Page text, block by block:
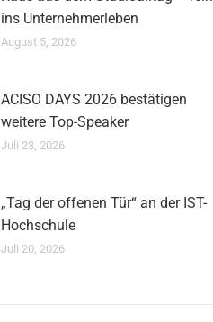
ins Unternehmerleben
August 5, 2026
ACISO DAYS 2026 bestätigen
weitere Top-Speaker
Juli 23, 2026
„Tag der offenen Tür“ an der IST-
Hochschule
Juli 20, 2026